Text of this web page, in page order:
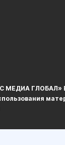
МЕДИА ГЛОБАЛ»